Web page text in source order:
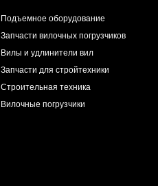
Подъемное оборудование
Запчасти вилочных погрузчиков
Вилы и удлинители вил
Запчасти для стройтехники
Строительная техника
Вилочные погрузчики